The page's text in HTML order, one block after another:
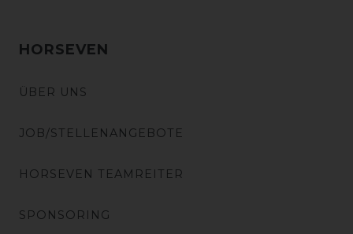
HORSEVEN
ÜBER UNS
JOB/STELLENANGEBOTE
HORSEVEN TEAMREITER
SPONSORING